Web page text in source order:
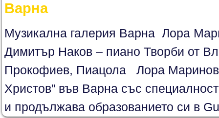
Варна
Музикална галерия Варна Лора
Димитър Наков – пиано Творби от
Прокофиев, Пиацола Лора
Христов” във Варна със
и продължава образованието си в